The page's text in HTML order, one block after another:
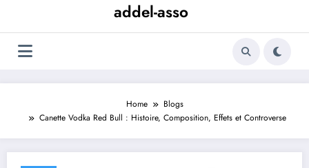
addel-asso
Home
Blogs
Canette Vodka Red Bull : Histoire, Composition, Effets et Controverse